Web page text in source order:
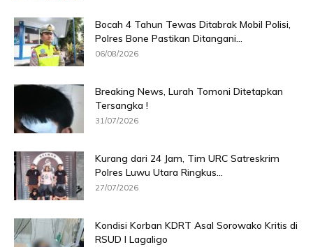
Bocah 4 Tahun Tewas Ditabrak Mobil Polisi,
Polres Bone Pastikan Ditangani...
06/08/2026
Breaking News, Lurah Tomoni Ditetapkan
Tersangka !
31/07/2026
Kurang dari 24 Jam, Tim URC Satreskrim
Polres Luwu Utara Ringkus...
27/07/2026
Kondisi Korban KDRT Asal Sorowako Kritis di
RSUD I Lagaligo